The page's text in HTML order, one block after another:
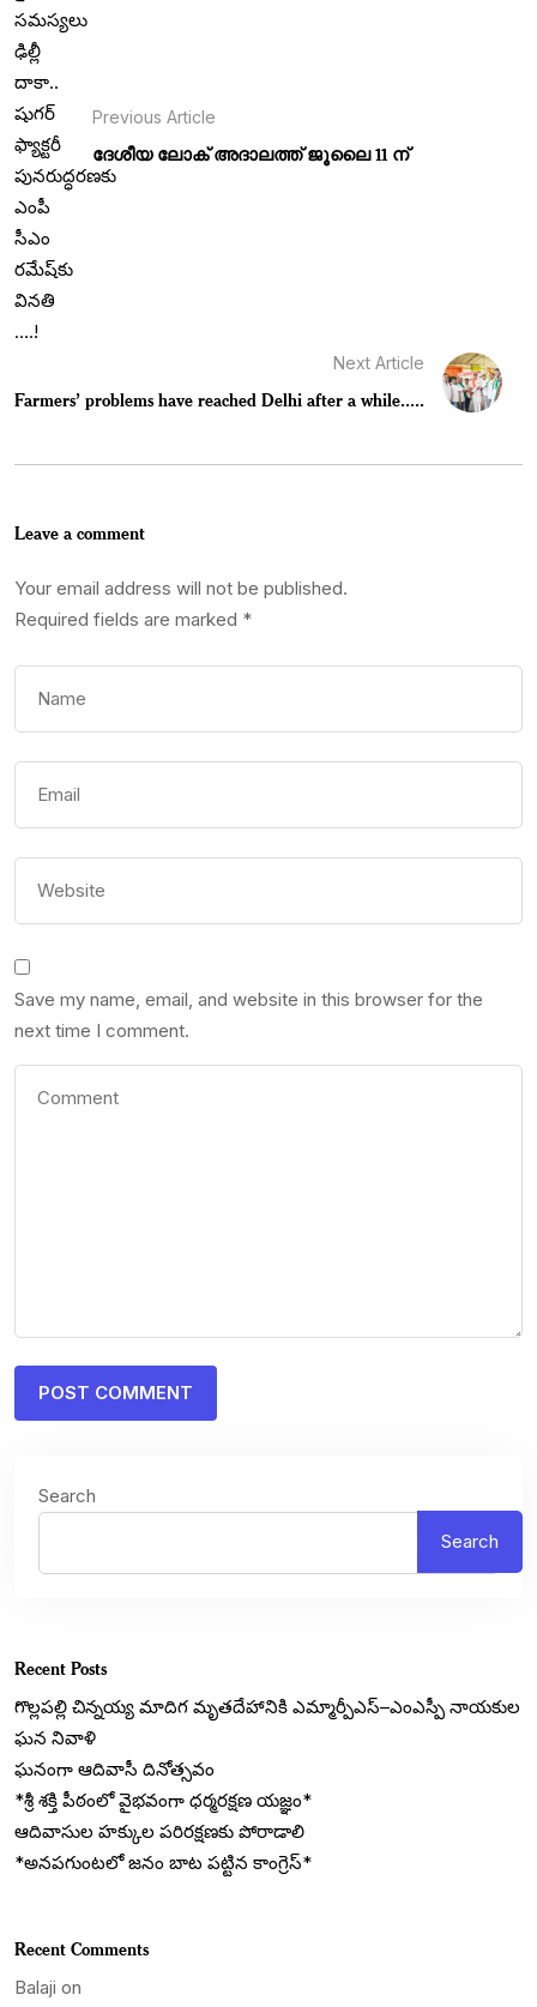
Previous Article
ദേശീയ ലോക് അദാലത്ത് ജൂലൈ 11 ന്
Next Article
Farmers’ problems have reached Delhi after a while.....
Leave a comment
Your email address will not be published.
Required fields are marked *
Save my name, email, and website in this browser for the
next time I comment.
Search
Search
Recent Posts
గొల్లపల్లి చిన్నయ్య మాదిగ మృతదేహానికి ఎమ్మార్పీఎస్‌–ఎంఎస్పీ నాయకుల
ఘన నివాళి
ఘనంగా ఆదివాసీ దినోత్సవం
*శ్రీ శక్తి పీఠంలో వైభవంగా ధర్మరక్షణ యజ్ఞం*
ఆదివాసుల హక్కుల పరిరక్షణకు పోరాడాలి
*అనపగుంటలో జనం బాట పట్టిన కాంగ్రెస్*
Recent Comments
Balaji on